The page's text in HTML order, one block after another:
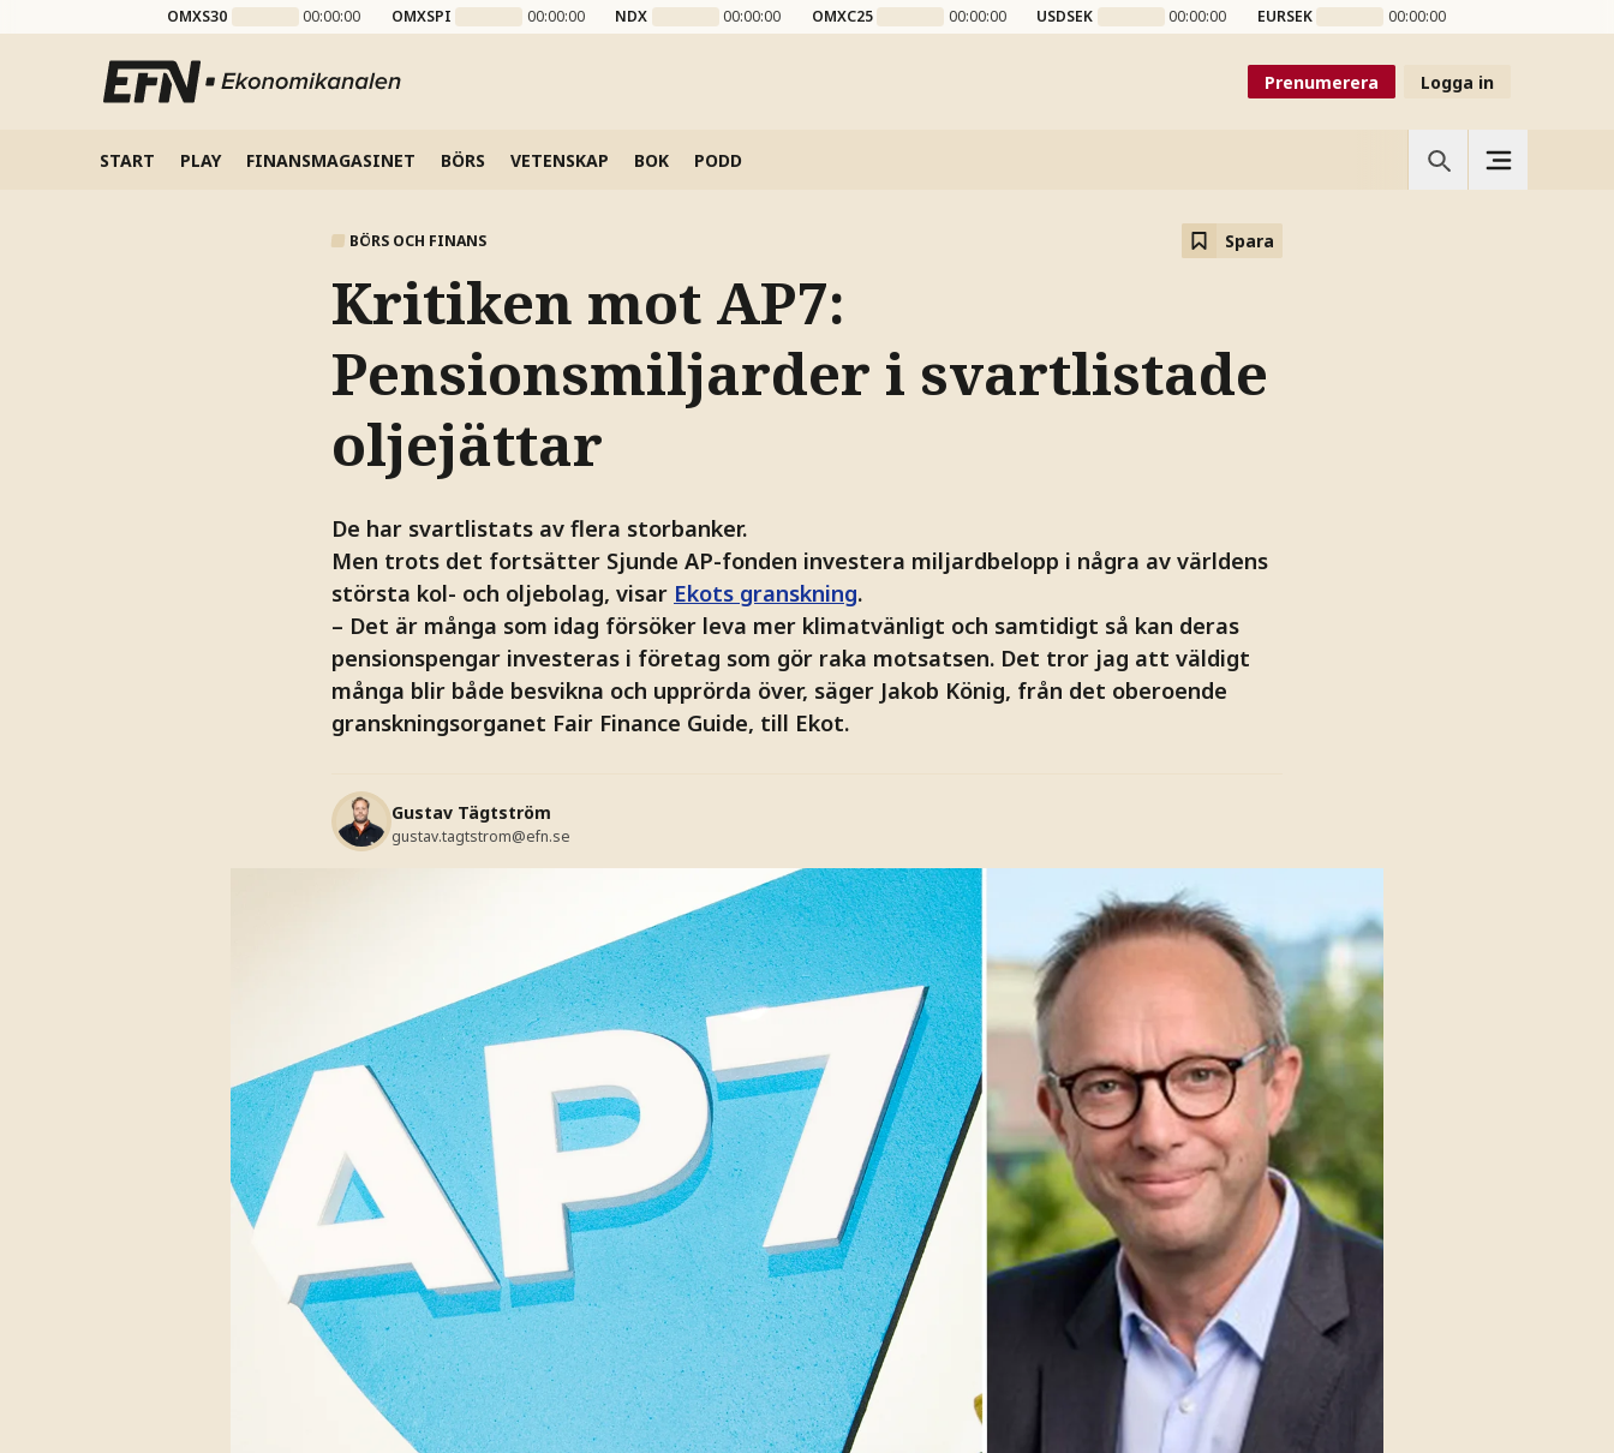
OMXS30 00:00:00 OMXSPI 00:00:00 NDX 00:00:00 OMXC25 00:00:00 USDSEK 00:00:00 EURSEK 00:00:00
Prenumerera Logga in
START PLAY FINANSMAGASINET BÖRS VETENSKAP BOK PODD
BÖRS OCH FINANS Spara
Kritiken mot AP7:
Pensionsmiljarder i svartlistade
oljejättar
De har svartlistats av flera storbanker.
Men trots det fortsätter Sjunde AP-fonden investera miljardbelopp i några av världens
största kol- och oljebolag, visar Ekots granskning.
– Det är många som idag försöker leva mer klimatvänligt och samtidigt så kan deras
pensionspengar investeras i företag som gör raka motsatsen. Det tror jag att väldigt
många blir både besvikna och upprörda över, säger Jakob König, från det oberoende
granskningsorganet Fair Finance Guide, till Ekot.
Gustav Tägtström
gustav.tagtstrom@efn.se